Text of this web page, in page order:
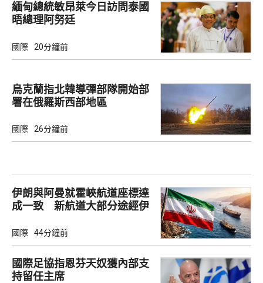
緬甸總統敏昂萊今日訪問泰國
晤總理阿努廷
國際 20分鐘前
烏克蘭指北韓導彈部隊開始部
署在俄羅斯西部地區
國際 26分鐘前
伊朗與阿曼就霍峽航道座標達
成一致 新航道大部分途經伊
國際 44分鐘前
國際足協指恩芬天奴獲內部支
持留任主席